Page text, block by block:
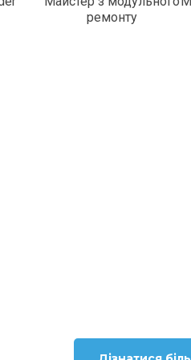
ремонту